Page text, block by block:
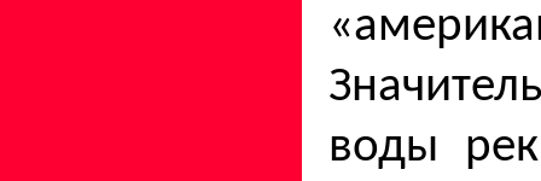
воды